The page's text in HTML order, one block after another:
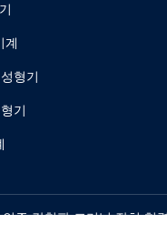
계
형기
기
증 강철판 크리닝 장치협